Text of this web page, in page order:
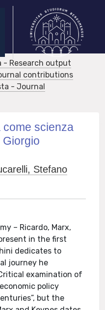
- Research output
contributions
- Journal
come scienza
Giorgio
Stefano
– Ricardo, Marx,
in the first
dedicates to
journey he
examination of
policy
but the